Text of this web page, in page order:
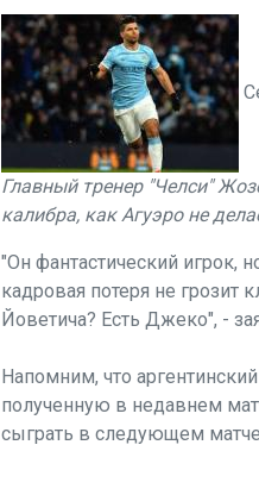
Главный тренер "Челси"
калибра, как Агуэро не
"Он фантастический игрок,
кадровая потеря не грозит
Йоветича? Есть Джеко", -
Напомним, что
полученную в недавнем
сыграть в следующем